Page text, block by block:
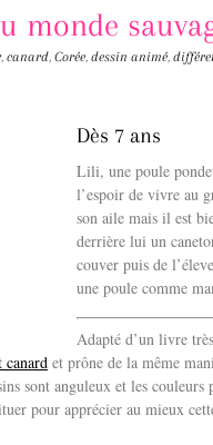
monde
, canard, Corée, dessin animé,
Dès 7 ans
Lili, une poule
l’espoir de vivre au
son aile mais il est
derrière lui un
couver puis de
une poule comme
Adapté d’un livre
et prône de la même
sont anguleux et les
pour apprécier au mieux